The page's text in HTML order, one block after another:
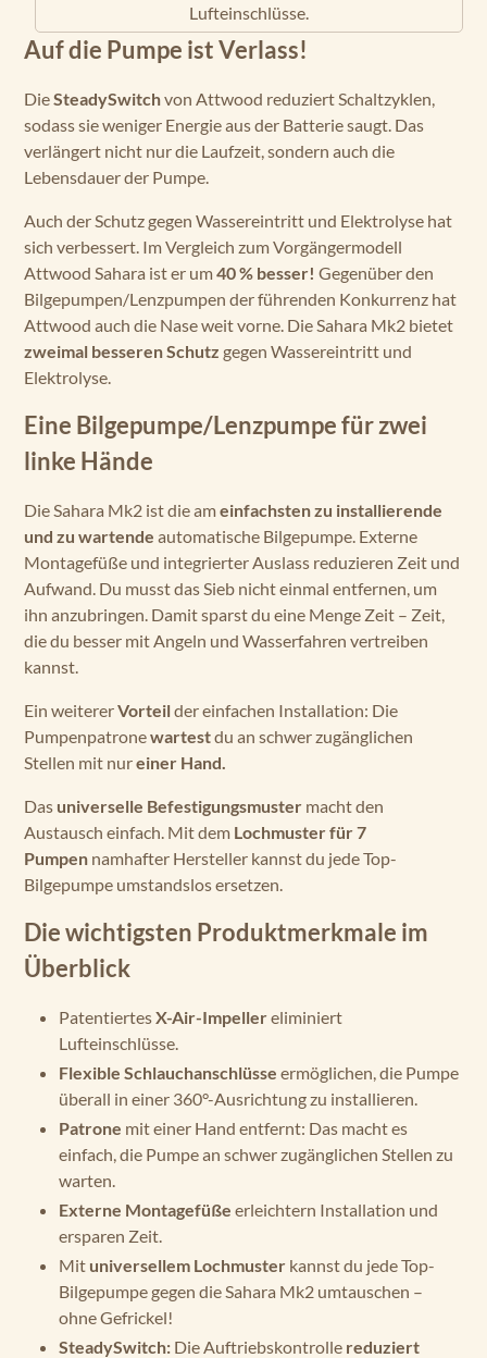
Lufteinschlüsse.
Auf die Pumpe ist Verlass!
DieSteadySwitchvon Attwood reduziert Schaltzyklen,
sodass sie weniger Energie aus der Batterie saugt. Das
verlängert nicht nur die Laufzeit, sondern auch die
Lebensdauer der Pumpe.
Auch der Schutz gegen Wassereintritt und Elektrolyse hat
sich verbessert. Im Vergleich zum Vorgängermodell
Attwood Sahara ist er um40 % besser! Gegenüber den
Bilgepumpen/Lenzpumpen der führenden Konkurrenz hat
Attwood auch die Nase weit vorne. Die Sahara Mk2 bietet
zweimal besseren Schutz gegen Wassereintritt und
Elektrolyse.
Eine Bilgepumpe/Lenzpumpe für zwei
linke Hände
Die Sahara Mk2 ist die ameinfachsten zu installierende
und zu wartende automatische Bilgepumpe. Externe
Montagefüße und integrierter Auslass reduzieren Zeit und
Aufwand. Du musst das Sieb nicht einmal entfernen, um
ihn anzubringen. Damit sparst du eine Menge Zeit – Zeit,
die du besser mit Angeln und Wasserfahren vertreiben
kannst.
Ein weitererVorteilder einfachen Installation: Die
Pumpenpatronewartestdu an schwer zugänglichen
Stellen mit nureiner Hand.
Das universelle Befestigungsmuster macht den
Austausch einfach. Mit dem Lochmuster für 7
Pumpen namhafter Hersteller kannst du jede Top-
Bilgepumpe umstandslos ersetzen.
Die wichtigsten Produktmerkmale im
Überblick
PatentiertesX-Air-Impellereliminiert
Lufteinschlüsse.
Flexible Schlauchanschlüsse ermöglichen, die Pumpe
überall in einer 360°-Ausrichtung zu installieren.
Patrone mit einer Hand entfernt: Das macht es
einfach, die Pumpe an schwer zugänglichen Stellen zu
warten.
Externe Montagefüße erleichtern Installation und
ersparen Zeit.
Mit universellem Lochmuster kannst du jede Top-
Bilgepumpe gegen die Sahara Mk2 umtauschen –
ohne Gefrickel!
SteadySwitch: Die Auftriebskontrolle reduziert